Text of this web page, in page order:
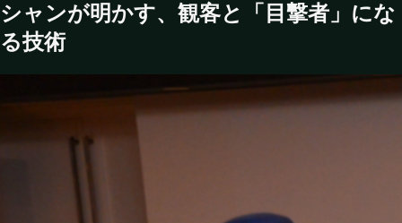
シャンが明かす、観客と「目撃者」にな
る技術